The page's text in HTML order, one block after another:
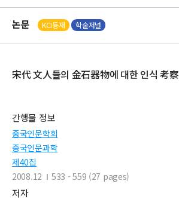
논문 KCI등재 학술저널
宋代 文人들의 金石器物에 대한 인식 考察
간행물 정보
중국인문학회
중국인문과학
제40집
2008.12
533 - 559 (27 pages)
저자